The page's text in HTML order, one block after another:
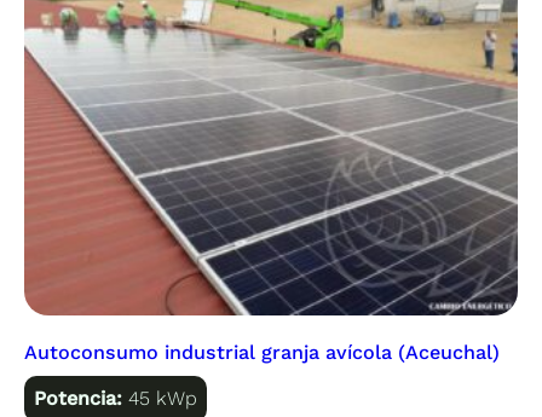
Autoconsumo industrial granja avícola (Aceuchal)
Potencia:45 kWp